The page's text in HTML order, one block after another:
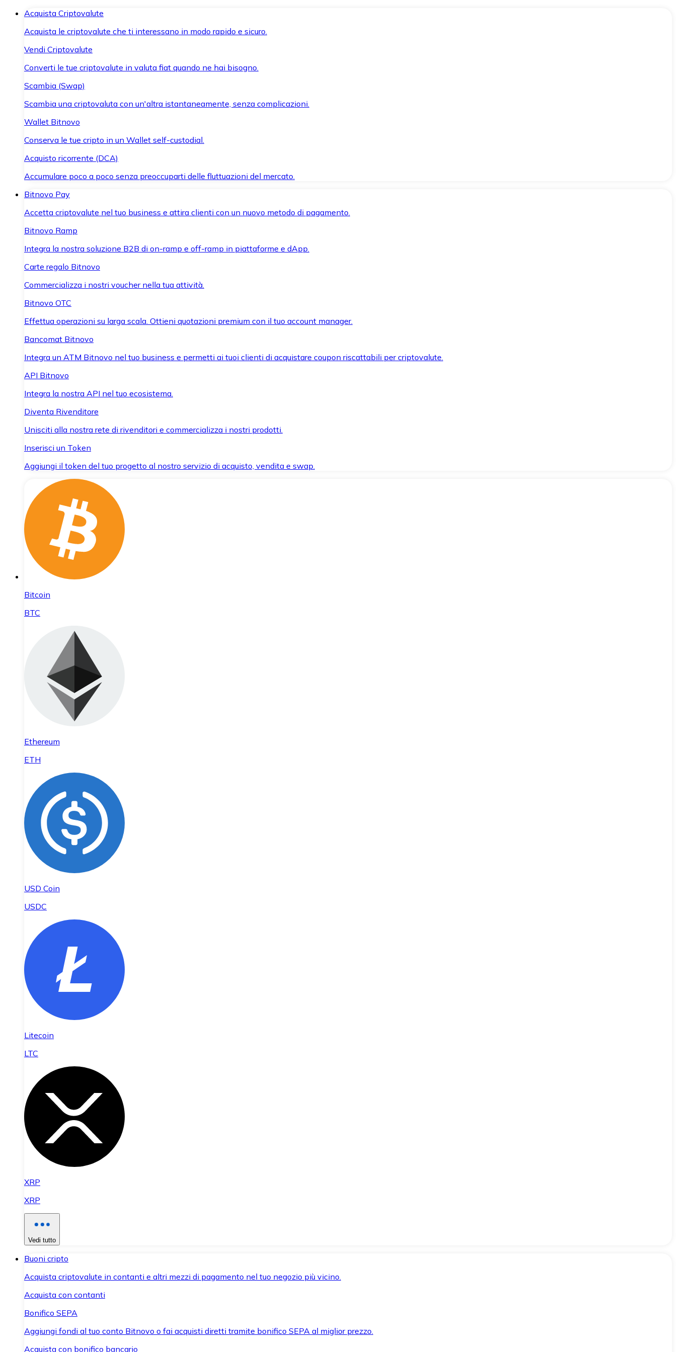
Acquista Criptovalute
Acquista le criptovalute che ti interessano in modo rapido e sicuro.
Vendi Criptovalute
Converti le tue criptovalute in valuta fiat quando ne hai bisogno.
Scambia (Swap)
Scambia una criptovaluta con un'altra istantaneamente, senza complicazioni.
Wallet Bitnovo
Conserva le tue cripto in un Wallet self-custodial.
Acquisto ricorrente (DCA)
Accumulare poco a poco senza preoccuparti delle fluttuazioni del mercato.
Bitnovo Pay
Accetta criptovalute nel tuo business e attira clienti con un nuovo metodo di pagamento.
Bitnovo Ramp
Integra la nostra soluzione B2B di on-ramp e off-ramp in piattaforme e dApp.
Carte regalo Bitnovo
Commercializza i nostri voucher nella tua attività.
Bitnovo OTC
Effettua operazioni su larga scala. Ottieni quotazioni premium con il tuo account manager.
Bancomat Bitnovo
Integra un ATM Bitnovo nel tuo business e permetti ai tuoi clienti di acquistare coupon riscattabili per criptovalute.
API Bitnovo
Integra la nostra API nel tuo ecosistema.
Diventa Rivenditore
Unisciti alla nostra rete di rivenditori e commercializza i nostri prodotti.
Inserisci un Token
Aggiungi il token del tuo progetto al nostro servizio di acquisto, vendita e swap.
Bitcoin
BTC
Ethereum
ETH
USD Coin
USDC
Litecoin
LTC
XRP
XRP
Vedi tutto
Buoni cripto
Acquista criptovalute in contanti e altri mezzi di pagamento nel tuo negozio più vicino.
Acquista con contanti
Bonifico SEPA
Aggiungi fondi al tuo conto Bitnovo o fai acquisti diretti tramite bonifico SEPA al miglior prezzo.
Acquista con bonifico bancario